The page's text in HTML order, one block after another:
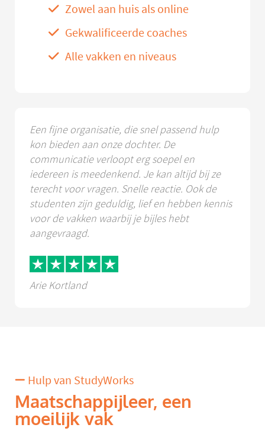
Zowel aan huis als online
Gekwalificeerde coaches
Alle vakken en niveaus
Een fijne organisatie, die snel passend hulp
kon bieden aan onze dochter. De
communicatie verloopt erg soepel en
iedereen is meedenkend. Je kan altijd bij ze
terecht voor vragen. Snelle reactie. Ook de
studenten zijn geduldig, lief en hebben kennis
voor de vakken waarbij je bijles hebt
aangevraagd.
Arie Kortland
Hulp van StudyWorks
Maatschappijleer, een
moeilijk vak